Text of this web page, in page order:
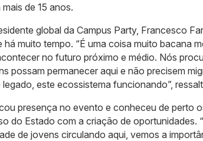
de 15 anos.
global da Campus Party, Francesco
muito tempo. “É uma coisa muito bacana
no futuro próximo e médio. Nós
possam permanecer aqui e não precisem
este ecossistema funcionando”,
presença no evento e conheceu de perto
do Estado com a criação de oportunidades.
de jovens circulando aqui, vemos a